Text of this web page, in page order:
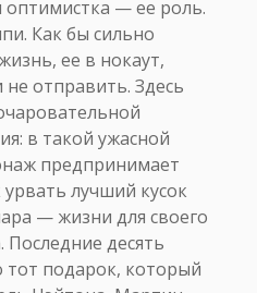
оптимистка — ее роль.
Как бы сильно
ее в нокаут,
не отправить. Здесь
в такой ужасной
предпринимает
лучший кусок
— жизни для своего
Последние десять
подарок, который